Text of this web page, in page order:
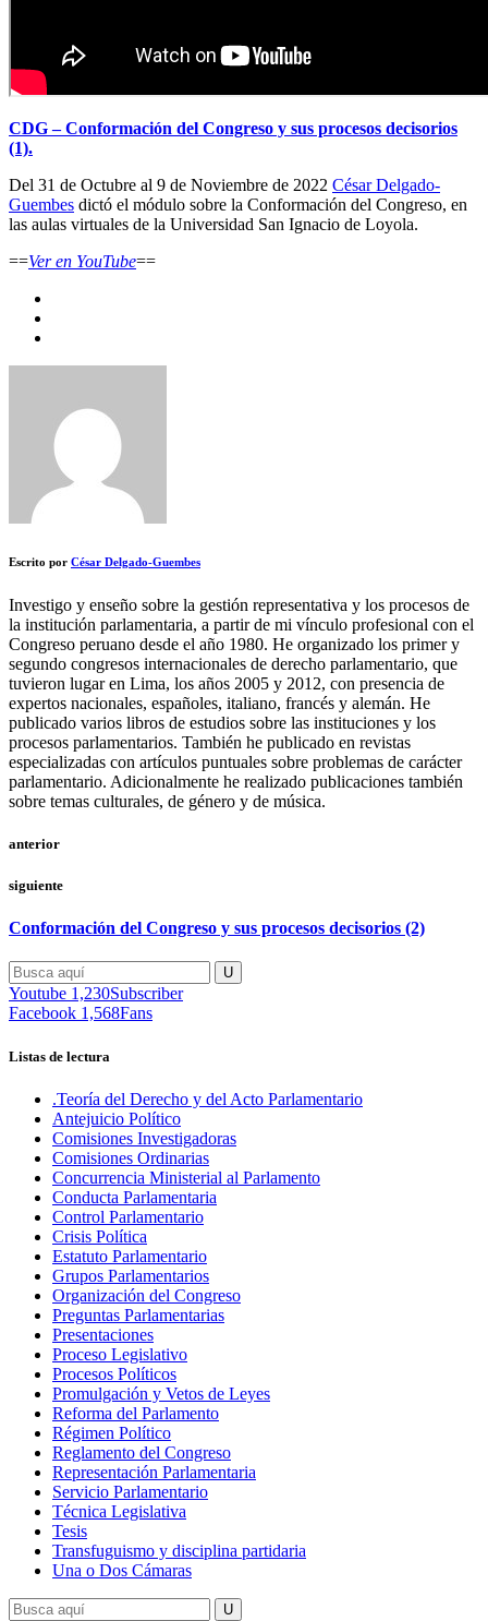
CDG – Conformación del Congreso y sus procesos decisorios
(1).
Del 31 de Octubre al 9 de Noviembre de 2022 César Delgado-
Guembes dictó el módulo sobre la Conformación del Congreso, en
las aulas virtuales de la Universidad San Ignacio de Loyola.
==Ver en YouTube==
Escrito por César Delgado-Guembes
Investigo y enseño sobre la gestión representativa y los procesos de
la institución parlamentaria, a partir de mi vínculo profesional con el
Congreso peruano desde el año 1980. He organizado los primer y
segundo congresos internacionales de derecho parlamentario, que
tuvieron lugar en Lima, los años 2005 y 2012, con presencia de
expertos nacionales, españoles, italiano, francés y alemán. He
publicado varios libros de estudios sobre las instituciones y los
procesos parlamentarios. También he publicado en revistas
especializadas con artículos puntuales sobre problemas de carácter
parlamentario. Adicionalmente he realizado publicaciones también
sobre temas culturales, de género y de música.
anterior
siguiente
Conformación del Congreso y sus procesos decisorios (2)
Youtube 1,230Subscriber
Facebook 1,568Fans
Listas de lectura
.Teoría del Derecho y del Acto Parlamentario
Antejuicio Político
Comisiones Investigadoras
Comisiones Ordinarias
Concurrencia Ministerial al Parlamento
Conducta Parlamentaria
Control Parlamentario
Crisis Política
Estatuto Parlamentario
Grupos Parlamentarios
Organización del Congreso
Preguntas Parlamentarias
Presentaciones
Proceso Legislativo
Procesos Políticos
Promulgación y Vetos de Leyes
Reforma del Parlamento
Régimen Político
Reglamento del Congreso
Representación Parlamentaria
Servicio Parlamentario
Técnica Legislativa
Tesis
Transfuguismo y disciplina partidaria
Una o Dos Cámaras